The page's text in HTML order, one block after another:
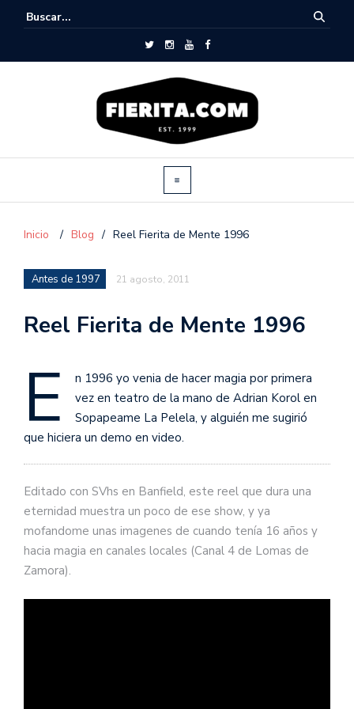
Inicio / Blog / Reel Fierita de Mente 1996
Antes de 1997 21 agosto, 2011
Reel Fierita de Mente 1996
E
n 1996 yo venia de hacer magia por primera
vez en teatro de la mano de Adrian Korol en
Sopapeame La Pelela, y alguién me sugirió
que hiciera un demo en video.
Editado con SVhs en Banfield, este reel que dura una
eternidad muestra un poco de ese show, y ya
mofandome unas imagenes de cuando tenía 16 años y
hacia magia en canales locales (Canal 4 de Lomas de
Zamora).